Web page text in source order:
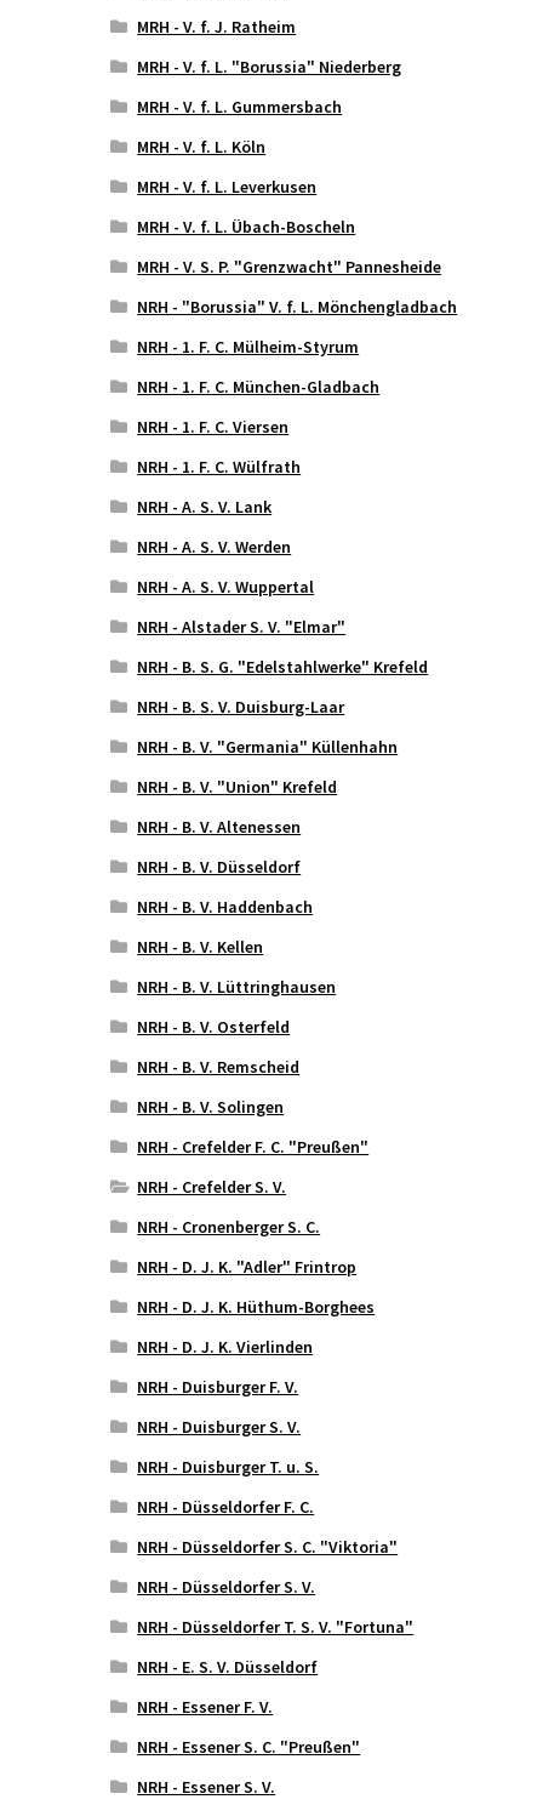
MRH - V. f. J. Ratheim
MRH - V. f. L. "Borussia" Niederberg
MRH - V. f. L. Gummersbach
MRH - V. f. L. Köln
MRH - V. f. L. Leverkusen
MRH - V. f. L. Übach-Boscheln
MRH - V. S. P. "Grenzwacht" Pannesheide
NRH - "Borussia" V. f. L. Mönchengladbach
NRH - 1. F. C. Mülheim-Styrum
NRH - 1. F. C. München-Gladbach
NRH - 1. F. C. Viersen
NRH - 1. F. C. Wülfrath
NRH - A. S. V. Lank
NRH - A. S. V. Werden
NRH - A. S. V. Wuppertal
NRH - Alstader S. V. "Elmar"
NRH - B. S. G. "Edelstahlwerke" Krefeld
NRH - B. S. V. Duisburg-Laar
NRH - B. V. "Germania" Küllenhahn
NRH - B. V. "Union" Krefeld
NRH - B. V. Altenessen
NRH - B. V. Düsseldorf
NRH - B. V. Haddenbach
NRH - B. V. Kellen
NRH - B. V. Lüttringhausen
NRH - B. V. Osterfeld
NRH - B. V. Remscheid
NRH - B. V. Solingen
NRH - Crefelder F. C. "Preußen"
NRH - Crefelder S. V.
NRH - Cronenberger S. C.
NRH - D. J. K. "Adler" Frintrop
NRH - D. J. K. Hüthum-Borghees
NRH - D. J. K. Vierlinden
NRH - Duisburger F. V.
NRH - Duisburger S. V.
NRH - Duisburger T. u. S.
NRH - Düsseldorfer F. C.
NRH - Düsseldorfer S. C. "Viktoria"
NRH - Düsseldorfer S. V.
NRH - Düsseldorfer T. S. V. "Fortuna"
NRH - E. S. V. Düsseldorf
NRH - Essener F. V.
NRH - Essener S. C. "Preußen"
NRH - Essener S. V.